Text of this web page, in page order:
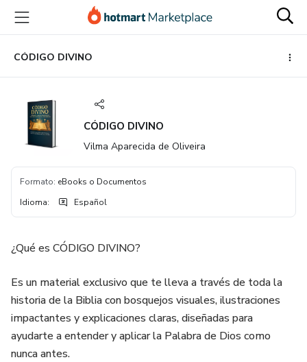
principal
página
de
página
CÓDIGO DIVINO
CÓDIGO DIVINO
Vilma Aparecida de Oliveira
Formato: eBooks o Documentos
Idioma: Español
¿Qué es CÓDIGO DIVINO?
Es un material exclusivo que te lleva a través de toda la
historia de la Biblia con bosquejos visuales, ilustraciones
impactantes y explicaciones claras, diseñadas para
ayudarte a entender y aplicar la Palabra de Dios como
nunca antes.